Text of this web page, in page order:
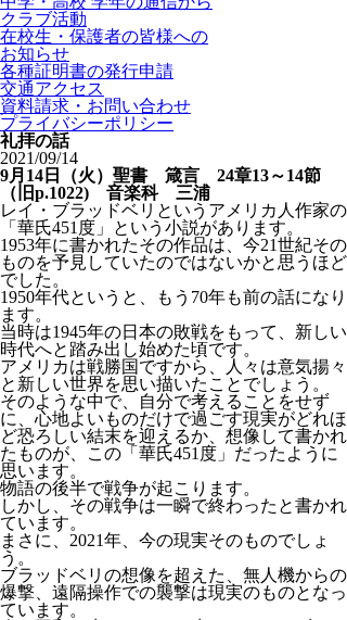
クラブ活動
在校生・保護者の皆様への
お知らせ
各種証明書の発行申請
交通アクセス
資料請求・お問い合わせ
プライバシーポリシー
礼拝の話
2021/09/14
9月14日（火）聖書 箴言 24章13～14節
（旧p.1022) 音楽科 三浦
レイ・ブラッドベリというアメリカ人作家の
「華氏451度」という小説があります。
1953年に書かれたその作品は、今21世紀その
ものを予見していたのではないかと思うほど
でした。
1950年代というと、もう70年も前の話になり
ます。
当時は1945年の日本の敗戦をもって、新しい
時代へと踏み出し始めた頃です。
アメリカは戦勝国ですから、人々は意気揚々
と新しい世界を思い描いたことでしょう。
そのような中で、自分で考えることをせず
に、心地よいものだけで過ごす現実がどれほ
ど恐ろしい結末を迎えるか、想像して書かれ
たものが、この「華氏451度」だったように
思います。
物語の後半で戦争が起こります。
しかし、その戦争は一瞬で終わったと書かれ
ています。
まさに、2021年、今の現実そのものでしょ
う。
ブラッドベリの想像を超えた、無人機からの
爆撃、遠隔操作での襲撃は現実のものとなっ
ています。